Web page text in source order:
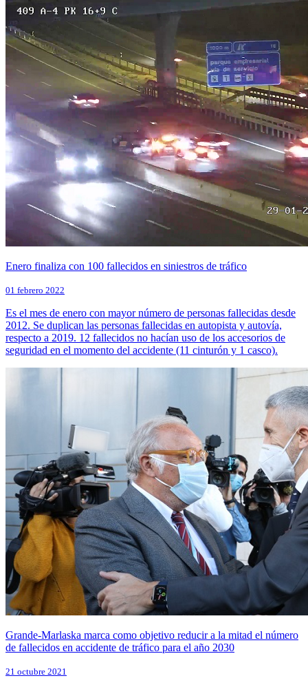
Enero finaliza con 100 fallecidos en siniestros de tráfico
01 febrero 2022
Es el mes de enero con mayor número de personas fallecidas desde
2012. Se duplican las personas fallecidas en autopista y autovía,
respecto a 2019. 12 fallecidos no hacían uso de los accesorios de
seguridad en el momento del accidente (11 cinturón y 1 casco).
Grande-Marlaska marca como objetivo reducir a la mitad el número
de fallecidos en accidente de tráfico para el año 2030
21 octubre 2021